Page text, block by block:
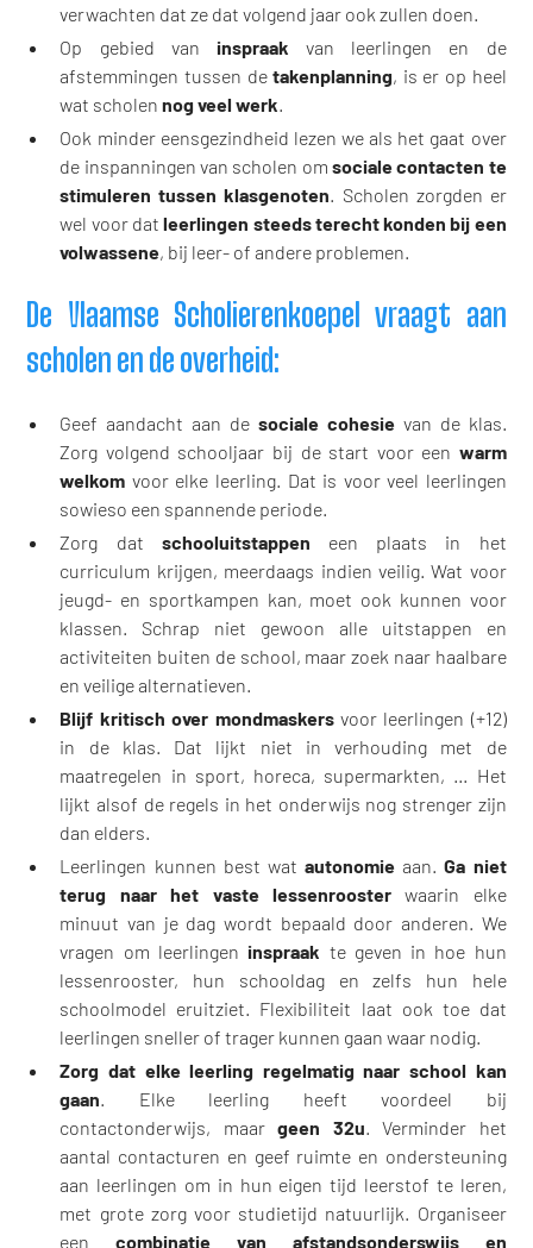
verwachten dat ze dat volgend jaar ook zullen doen.
Op gebied van inspraak van leerlingen en de
afstemmingen tussen detakenplanning, is er op heel
wat scholennog veel werk
Ook minder eensgezindheid lezen we als het gaat over
de inspanningen van scholen om sociale contacten te
stimuleren tussen klasgenoten . Scholen zorgden er
wel voor datleerlingen steeds terecht konden bij een
volwassene, bij leer- of andere problemen.
De Vlaamse Scholierenkoepel vraagt aan
scholen en de overheid:
Geef aandacht aan de sociale cohesie van de klas.
Zorg volgend schooljaar bij de start voor een warm
welkom voor elke leerling. Dat is voor veel leerlingen
sowieso een spannende periode.
Zorg dat schooluitstappen een plaats in het
curriculum krijgen, meerdaags indien veilig. Wat voor
jeugd- en sportkampen kan, moet ook kunnen voor
klassen. Schrap niet gewoon alle uitstappen en
activiteiten buiten de school, maar zoek naar haalbare
en veilige alternatieven.
Blijf kritisch over mondmaskers voor leerlingen (+12)
in de klas. Dat lijkt niet in verhouding met de
maatregelen in sport, horeca, supermarkten, ... Het
lijkt alsof de regels in het onderwijs nog strenger zijn
dan elders.
Leerlingen kunnen best watautonomie aan.Ga niet
terug naar het vaste lessenroosterwaarin elke
minuut van je dag wordt bepaald door anderen. We
vragen om leerlingeninspraak te geven in hoe hun
lessenrooster, hun schooldag en zelfs hun hele
schoolmodel eruitziet. Flexibiliteit laat ook toe dat
leerlingen sneller of trager kunnen gaan waar nodig.
Zorg dat elke leerling regelmatig naar school kan
gaan . Elke leerling heeft voordeel bij
contactonderwijs, maargeen 32u . Verminder het
aantal contacturen en geef ruimte en ondersteuning
aan leerlingen om in hun eigen tijd leerstof te leren,
met grote zorg voor studietijd natuurlijk. Organiseer
eencombinatie van afstandsonderswijs en